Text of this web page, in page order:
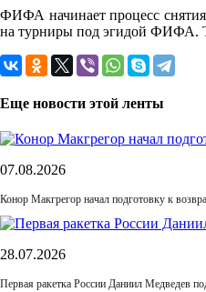
ФИФА начинает процесс
на турниры под эгидой ФИФА.
Еще новости этой ленты
07.08.2026
Конор Макгрегор начал подготовку к
28.07.2026
Первая ракетка России Даниил Медведев